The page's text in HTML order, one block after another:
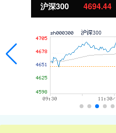
北证50 1134.24